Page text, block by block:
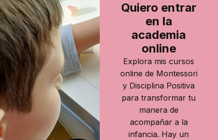
Quiero entrar
en la
academia
online
Explora mis cursos
online de Montessori
y Disciplina Positiva
para transformar tu
manera de
acompañar a la
infancia. Hay un